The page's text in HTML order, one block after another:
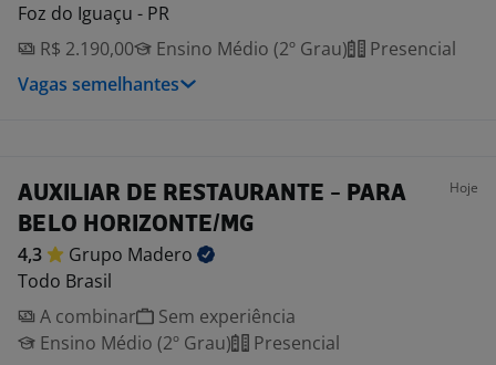
Foz do Iguaçu - PR
R$ 2.190,00
Ensino Médio (2º Grau)
Presencial
Vagas semelhantes
AUXILIAR DE RESTAURANTE - PARA
BELO HORIZONTE/MG
Hoje
4,3 Grupo Madero
Todo Brasil
A combinar
Sem experiência
Ensino Médio (2º Grau)
Presencial